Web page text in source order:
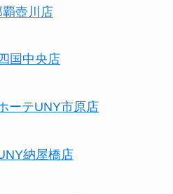
壺川店
国中央店
ーテUNY市原店
納屋橋店